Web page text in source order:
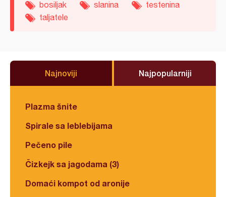
bosiljak slanina
testenina
taljatele
Najnoviji Najpopularniji
Plazma šnite
Spirale sa leblebijama
Pečeno pile
Čizkejk sa jagodama (3)
Domaći kompot od aronije